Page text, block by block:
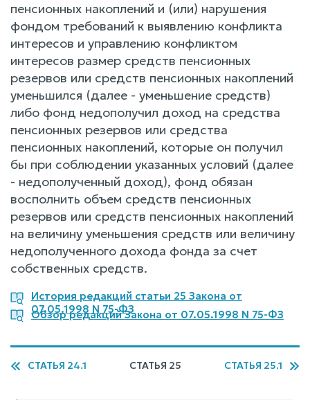
пенсионных накоплений и (или) нарушения
фондом требований к выявлению конфликта
интересов и управлению конфликтом
интересов размер средств пенсионных
резервов или средств пенсионных накоплений
уменьшился (далее - уменьшение средств)
либо фонд недополучил доход на средства
пенсионных резервов или средства
пенсионных накоплений, которые он получил
бы при соблюдении указанных условий (далее
- недополученный доход), фонд обязан
восполнить объем средств пенсионных
резервов или средств пенсионных накоплений
на величину уменьшения средств или величину
недополученного дохода фонда за счет
собственных средств.
История редакций статьи 25 Закона от
07.05.1998 N 75-ФЗ
Обзор редакций Закона от 07.05.1998 N 75-ФЗ
СТАТЬЯ 24.1 СТАТЬЯ 25 СТАТЬЯ 25.1